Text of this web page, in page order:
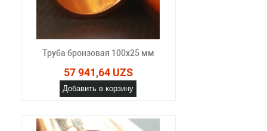
Труба бронзовая 100x25 мм
57 941,64 UZS
Добавить в корзину